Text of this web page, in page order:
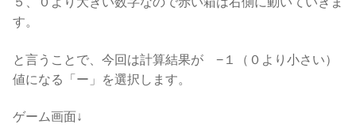
す。
と言うことで、今回は計算結果が −１（０より小さい）
値になる「ー」を選択します。
ゲーム画面↓